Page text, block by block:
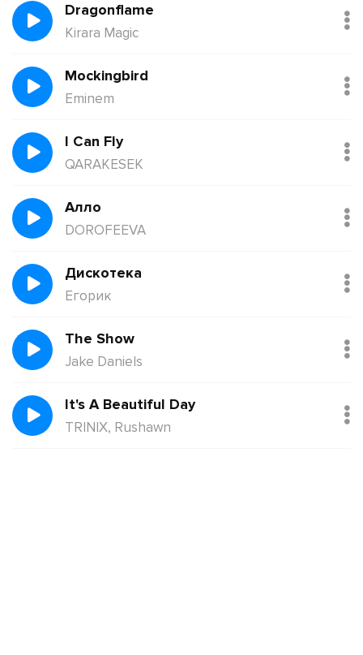
Dragonflame
Kirara Magic
Mockingbird
Eminem
I Can Fly
QARAKESEK
Алло
DOROFEEVA
Дискотека
Егорик
The Show
Jake Daniels
It's A Beautiful Day
TRINIX, Rushawn